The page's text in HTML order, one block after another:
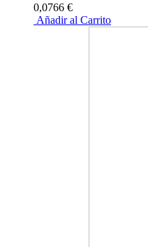
0,0766 €
Añadir al Carrito